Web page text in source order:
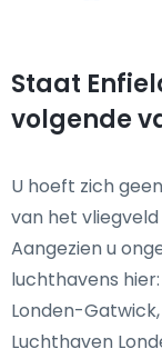
Staat
volgende
U hoeft zich
van het
Aangezien u
luchthavens
Londen-
Luchthaven